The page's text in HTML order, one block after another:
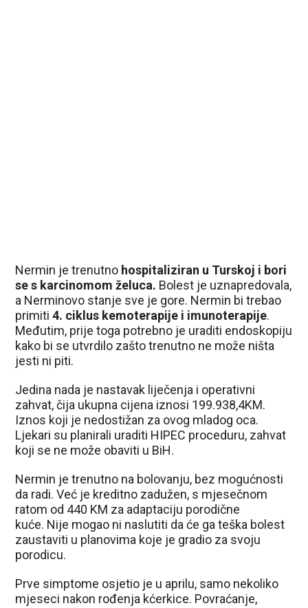
Nermin je trenutno hospitaliziran u Turskoj i bori
se s karcinomom želuca. Bolest je uznapredovala,
a Nerminovo stanje sve je gore. Nermin bi trebao
primiti4. ciklus kemoterapije i imunoterapije.
Međutim, prije toga potrebno je uraditi endoskopiju
kako bi se utvrdilo zašto trenutno ne može ništa
jesti ni piti.
Jedina nada je nastavak liječenja i operativni
zahvat, čija ukupna cijena iznosi 199.938,4KM.
Iznos koji je nedostižan za ovog mladog oca.
Ljekari su planirali uraditi HIPEC proceduru, zahvat
koji se ne može obaviti u BiH.
Nermin je trenutno na bolovanju, bez mogućnosti
da radi. Već je kreditno zadužen, s mjesečnom
ratom od 440 KM za adaptaciju porodične
kuće. Nije mogao ni naslutiti da će ga teška bolest
zaustaviti u planovima koje je gradio za svoju
porodicu.
Prve simptome osjetio je u aprilu, samo nekoliko
mjeseci nakon rođenja kćerkice. Povraćanje,